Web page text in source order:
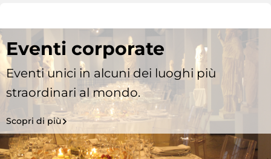
Eventi corporate
Eventi unici in alcuni dei luoghi più
straordinari al mondo.
Scopri di più